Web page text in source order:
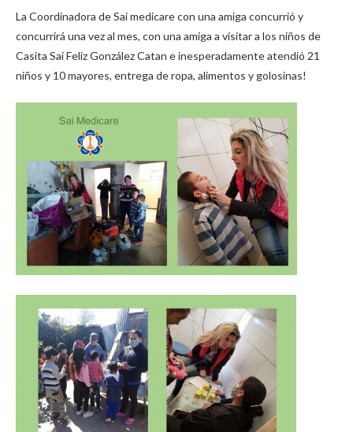
La Coordinadora de Sai medicare con una amiga concurrió y
concurrirá una vez al mes, con una amiga a visitar a los niños de
Casita Sai Feliz González Catan e inesperadamente atendió 21
niños y 10 mayores, entrega de ropa, alimentos y golosinas!